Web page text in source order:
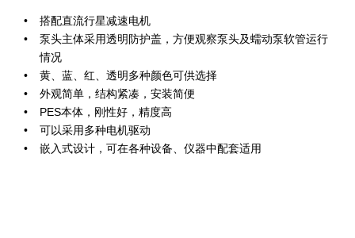
搭配直流行星减速电机
泵头主体采用透明防护盖，方便观察泵头及蠕动泵软管运行
情况
黄、蓝、红、透明多种颜色可供选择
外观简单，结构紧凑，安装简便
PES本体，刚性好，精度高
可以采用多种电机驱动
嵌入式设计，可在各种设备、仪器中配套适用